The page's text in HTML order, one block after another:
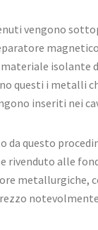
vengono
isolante
questi i metalli
inseriti nei
da questo
rivenduto alle
metallurgiche,